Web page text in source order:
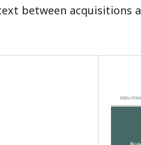
between acquisitions